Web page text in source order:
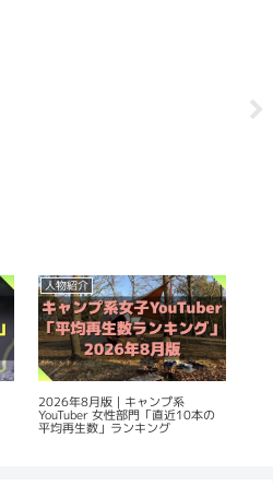
人物紹介
2026年8月版｜キャンプ系
YouTuber 女性部門「直近10本の
平均再生数」ランキング